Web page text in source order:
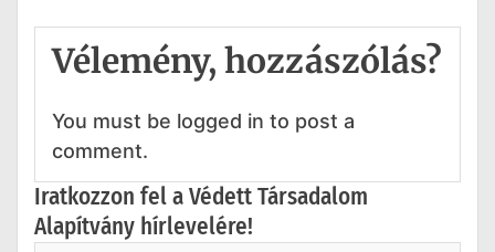
Vélemény, hozzászólás?
You must be logged in to post a
comment.
Iratkozzon fel a Védett Társadalom
Alapítvány hírlevelére!